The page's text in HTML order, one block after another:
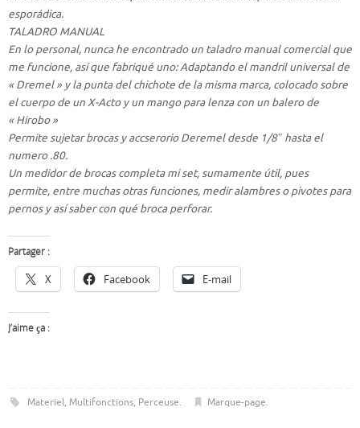
esporádica.
TALADRO MANUAL
En lo personal, nunca he encontrado un taladro manual comercial que
me funcione, así que fabriqué uno: Adaptando el mandril universal de
« Dremel » y la punta del chichote de la misma marca, colocado sobre
el cuerpo de un X-Acto y un mango para lenza con un balero de
« Hirobo »
Permite sujetar brocas y accserorio Deremel desde 1/8″ hasta el
numero .80.
Un medidor de brocas completa mi set, sumamente útil, pues
permite, entre muchas otras funciones, medir alambres o pivotes para
pernos y así saber con qué broca perforar.
Partager :
X Facebook E-mail
J’aime ça :
Materiel, Multifonctions, Perceuse. Marque-page.